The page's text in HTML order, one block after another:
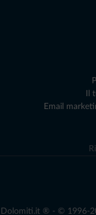
Il
Email
Dolomiti.it ® - © 1996-